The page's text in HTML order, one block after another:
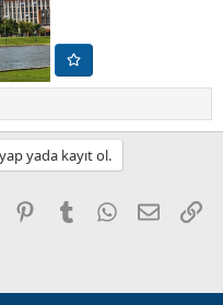
yada kayıt ol.
Reddit PinterestTumblr WhatsApp
E-posta